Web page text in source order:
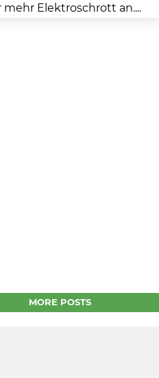
mehr Elektroschrott an....
MORE POSTS